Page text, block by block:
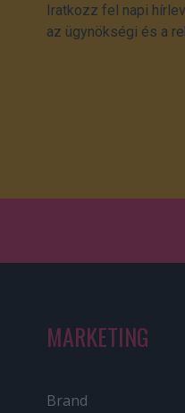
Iratkozz fel napi
az ügynökségi és a
MARKETING
Brand